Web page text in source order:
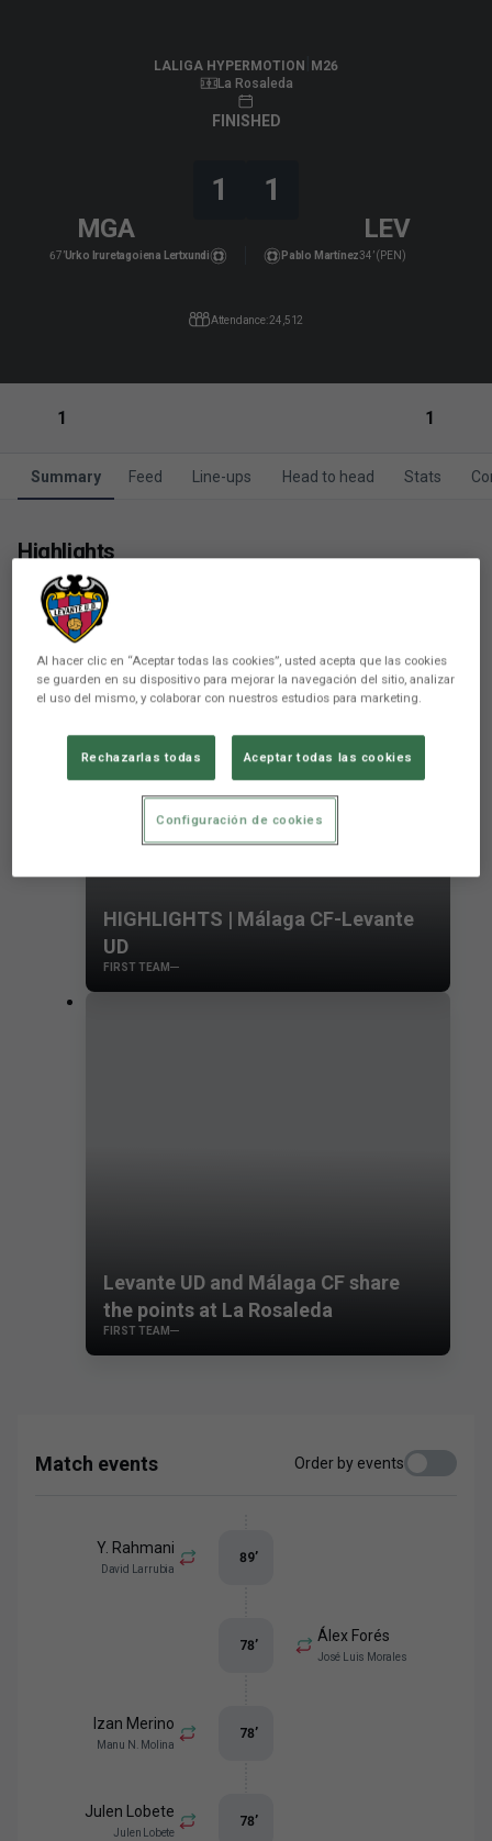
LALIGA HYPERMOTION
M26
La Rosaleda
FINISHED
MGA
1 1
LEV
67’Urko Iruretagoiena Lertxundi 34’ (PEN)
Pablo Martínez
Attendance: 24,512
1 1
Summary Feed Line-ups Head to head Stats
Highlights
HIGHLIGHTS | Málaga CF-Levante
UD
FIRST TEAM
Levante UD and Málaga CF share
the points at La Rosaleda
FIRST TEAM
Match events Order by events
Y. Rahmani
David Larrubia
89’
Álex Forés
José Luis Morales
78’
Izan Merino
Manu N. Molina
78’
Julen Lobete
Julen Lobete
78’
Al hacer clic en “Aceptar todas las cookies”, usted acepta que las cookies
se guarden en su dispositivo para mejorar la navegación del sitio, analizar
el uso del mismo, y colaborar con nuestros estudios para marketing.
Rechazarlas todas Aceptar todas las cookies
Configuración de cookies